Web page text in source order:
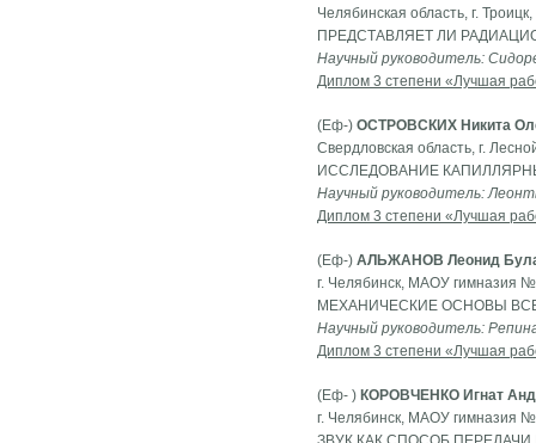
Челябинская область, г.
ПРЕДСТАВЛЯЕТ ЛИ
Научный руководитель:
Диплом 3 степени «Лучшая
(Еф-) ОСТРОВСКИХ Никита
Свердловская область, г.
ИССЛЕДОВАНИЕ
Научный руководитель:
Диплом 3 степени «Лучшая
(Еф-) АЛЬЖАНОВ Леонид
г. Челябинск, МАОУ гимназия №
МЕХАНИЧЕСКИЕ ОСНОВЫ
Научный руководитель:
Диплом 3 степени «Лучшая
(Еф- ) КОРОВЧЕНКО Игнат
г. Челябинск, МАОУ гимназия №